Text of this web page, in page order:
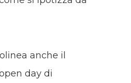
anche il
day di